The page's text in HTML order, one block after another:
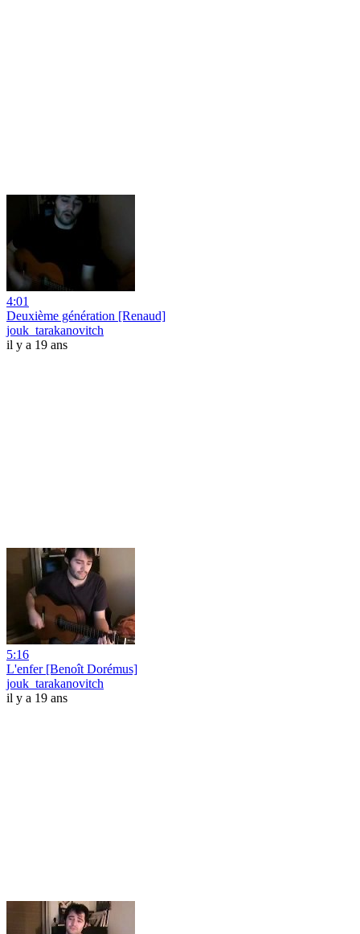
4:01
Deuxième génération [Renaud]
jouk_tarakanovitch
il y a 19 ans
5:16
L'enfer [Benoît Dorémus]
jouk_tarakanovitch
il y a 19 ans